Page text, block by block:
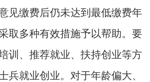
见缴费后仍未达到最低缴费年
取多种有效措施予以帮助。要
训、推荐就业、扶持创业等方
兵就业创业。对于年龄偏大、